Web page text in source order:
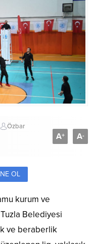
Özbar
A+ A-
OL
kurum ve
Tuzla Belediyesi
ve beraberlik